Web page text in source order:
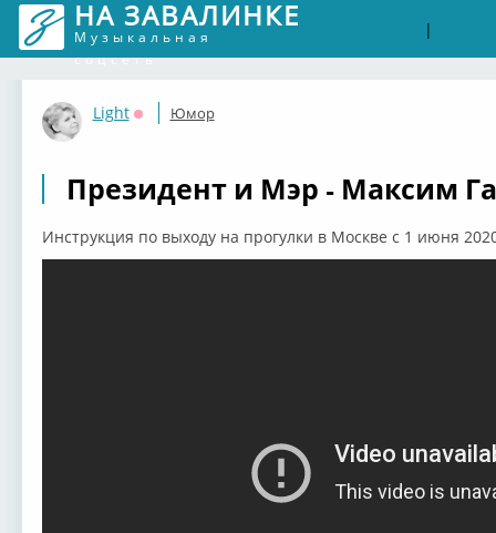
НА ЗАВАЛИНКЕ
Музыкальная
соцсеть
|
Light
Оффлайн
Юмор
Президент и Мэр - Максим
Инструкция по выходу на прогулки в Москве с 1 июня